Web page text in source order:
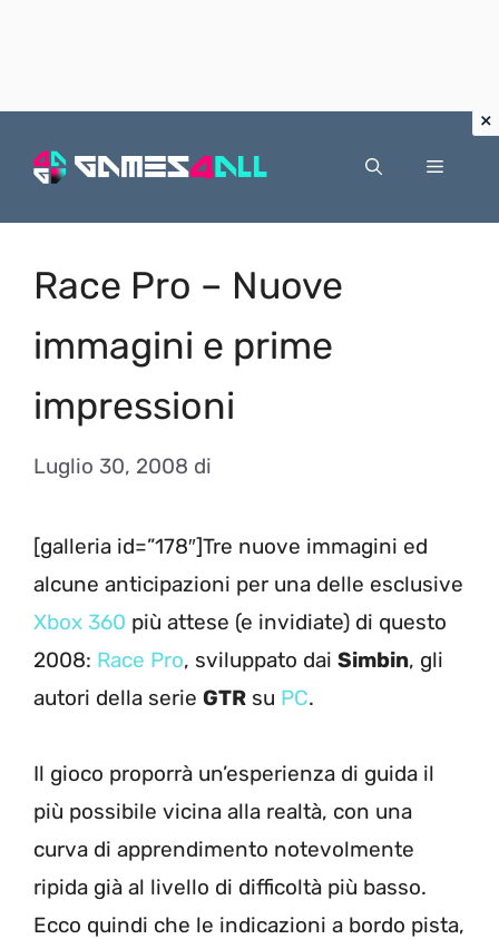
Menu
Race Pro – Nuove
immagini e prime
impressioni
Luglio 30, 2008 di
[galleria id=”178″]Tre nuove immagini ed
alcune anticipazioni per una delle esclusive
Xbox 360 più attese (e invidiate) di questo
2008: Race Pro, sviluppato dai Simbin, gli
autori della serie GTR su PC.
Il gioco proporrà un’esperienza di guida il
più possibile vicina alla realtà, con una
curva di apprendimento notevolmente
ripida già al livello di difficoltà più basso.
Ecco quindi che le indicazioni a bordo pista,